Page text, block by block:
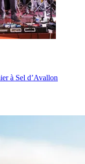
à Sel d’Avallon